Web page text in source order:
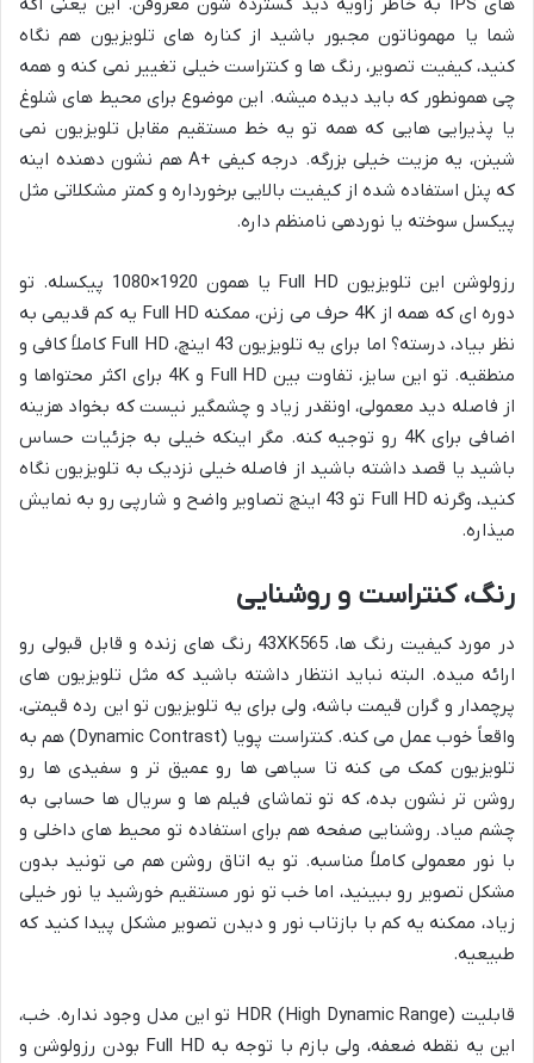
های IPS به خاطر زاویه دید گسترده شون معروفن. این یعنی اگه
شما یا مهموناتون مجبور باشید از کناره های تلویزیون هم نگاه
کنید، کیفیت تصویر، رنگ ها و کنتراست خیلی تغییر نمی کنه و همه
چی همونطور که باید دیده میشه. این موضوع برای محیط های شلوغ
یا پذیرایی هایی که همه تو یه خط مستقیم مقابل تلویزیون نمی
شینن، یه مزیت خیلی بزرگه. درجه کیفی +A هم نشون دهنده اینه
که پنل استفاده شده از کیفیت بالایی برخورداره و کمتر مشکلاتی مثل
پیکسل سوخته یا نوردهی نامنظم داره.
رزولوشن این تلویزیون Full HD یا همون 1920×1080 پیکسله. تو
دوره ای که همه از 4K حرف می زنن، ممکنه Full HD یه کم قدیمی به
نظر بیاد، درسته؟ اما برای یه تلویزیون 43 اینچ، Full HD کاملاً کافی و
منطقیه. تو این سایز، تفاوت بین Full HD و 4K برای اکثر محتواها و
از فاصله دید معمولی، اونقدر زیاد و چشمگیر نیست که بخواد هزینه
اضافی برای 4K رو توجیه کنه. مگر اینکه خیلی به جزئیات حساس
باشید یا قصد داشته باشید از فاصله خیلی نزدیک به تلویزیون نگاه
کنید، وگرنه Full HD تو 43 اینچ تصاویر واضح و شارپی رو به نمایش
میذاره.
رنگ، کنتراست و روشنایی
در مورد کیفیت رنگ ها، 43XK565 رنگ های زنده و قابل قبولی رو
ارائه میده. البته نباید انتظار داشته باشید که مثل تلویزیون های
پرچمدار و گران قیمت باشه، ولی برای یه تلویزیون تو این رده قیمتی،
واقعاً خوب عمل می کنه. کنتراست پویا (Dynamic Contrast) هم به
تلویزیون کمک می کنه تا سیاهی ها رو عمیق تر و سفیدی ها رو
روشن تر نشون بده، که تو تماشای فیلم ها و سریال ها حسابی به
چشم میاد. روشنایی صفحه هم برای استفاده تو محیط های داخلی و
با نور معمولی کاملاً مناسبه. تو یه اتاق روشن هم می تونید بدون
مشکل تصویر رو ببینید، اما خب تو نور مستقیم خورشید یا نور خیلی
زیاد، ممکنه یه کم با بازتاب نور و دیدن تصویر مشکل پیدا کنید که
طبیعیه.
قابلیت HDR (High Dynamic Range) تو این مدل وجود نداره. خب،
این یه نقطه ضعفه، ولی بازم با توجه به Full HD بودن رزولوشن و